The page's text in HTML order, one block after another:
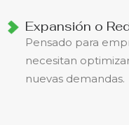
Expansión o
Pensado para
necesitan
nuevas demandas.